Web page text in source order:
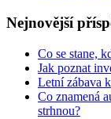
Nejnovější
Co se stane,
Jak poznat
Letní zábava
Co znamená
strhnou?